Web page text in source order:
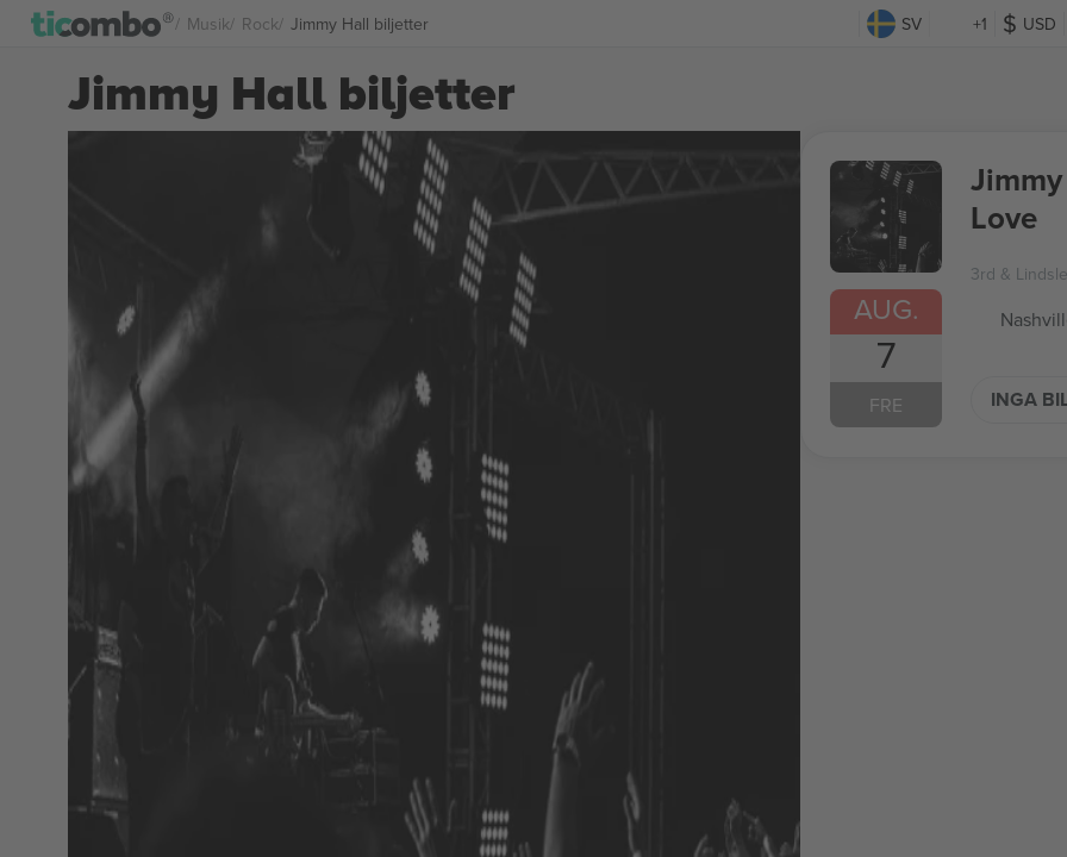
Musik Rock Jimmy Hall biljetter SV +1 USD
Jimmy Hall biljetter
AUG.
7
FRE
Love
3rd &
INGA